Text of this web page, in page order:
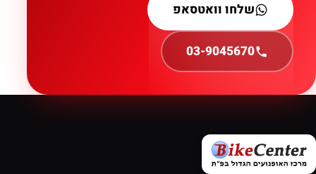
שלחו וואטסאפ
03-9045670